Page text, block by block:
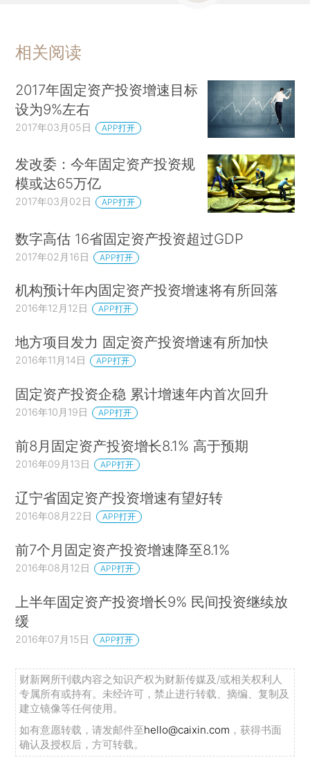
相关阅读
2017年固定资产投资增速目标
设为9%左右
2017年03月05日 APP打开
发改委：今年固定资产投资规
模或达65万亿
2017年03月02日 APP打开
数字高估 16省固定资产投资超过GDP
2017年02月16日 APP打开
机构预计年内固定资产投资增速将有所回落
2016年12月12日 APP打开
地方项目发力 固定资产投资增速有所加快
2016年11月14日 APP打开
固定资产投资企稳 累计增速年内首次回升
2016年10月19日 APP打开
前8月固定资产投资增长8.1% 高于预期
2016年09月13日 APP打开
辽宁省固定资产投资增速有望好转
2016年08月22日 APP打开
前7个月固定资产投资增速降至8.1%
2016年08月12日 APP打开
上半年固定资产投资增长9% 民间投资继续放
缓
2016年07月15日 APP打开
财新网所刊载内容之知识产权为财新传媒及/或相关权利人
专属所有或持有。未经许可，禁止进行转载、摘编、复制及
建立镜像等任何使用。
如有意愿转载，请发邮件至hello@caixin.com ，获得书面
确认及授权后，方可转载。